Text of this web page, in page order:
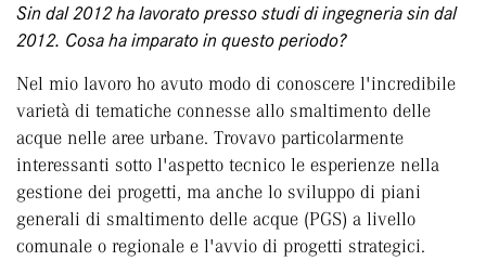
Sin dal 2012 ha lavorato presso studi di ingegneria sin dal
2012. Cosa ha imparato in questo periodo?
Nel mio lavoro ho avuto modo di conoscere l'incredibile
varietà di tematiche connesse allo smaltimento delle
acque nelle aree urbane. Trovavo particolarmente
interessanti sotto l'aspetto tecnico le esperienze nella
gestione dei progetti, ma anche lo sviluppo di piani
generali di smaltimento delle acque (PGS) a livello
comunale o regionale e l'avvio di progetti strategici.